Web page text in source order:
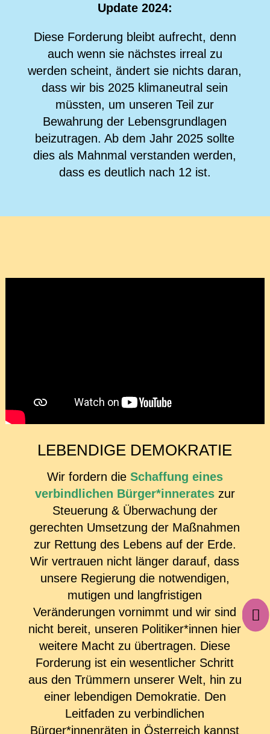

Update 2024:
Diese Forderung bleibt aufrecht, denn
auch wenn sie nächstes irreal zu
werden scheint, ändert sie nichts daran,
dass wir bis 2025 klimaneutral sein
müssten, um unseren Teil zur
Bewahrung der Lebensgrundlagen
beizutragen. Ab dem Jahr 2025 sollte
dies als Mahnmal verstanden werden,
dass es deutlich nach 12 ist.
LEBENDIGE DEMOKRATIE
Wir fordern die Schaffung eines
verbindlichen Bürger*innerateszur
Steuerung & Überwachung der
gerechten Umsetzung der Maßnahmen
zur Rettung des Lebens auf der Erde.
Wir vertrauen nicht länger darauf, dass
unsere Regierung die notwendigen,
mutigen und langfristigen
Veränderungen vornimmt und wir sind
nicht bereit, unseren Politiker*innen hier
weitere Macht zu übertragen. Diese
Forderung ist ein wesentlicher Schritt
aus den Trümmern unserer Welt, hin zu
einer lebendigen Demokratie. Den
Leitfaden zu verbindlichen
Bürger*innenräten in Österreich kannst